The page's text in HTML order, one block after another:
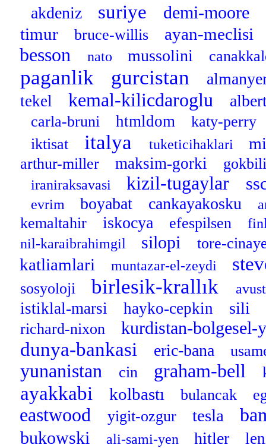
akdeniz suriye demi-moore
timur bruce-willis ayan-meclisi
besson nato mussolini
paganlik gurcistan
tekel kemal-kilicdaroglu
carla-bruni htmldom
katy-perry
iktisat
italya tuketicihaklari
arthur-miller maksim-gorki
iraniraksavasi kizil-tugaylar
evrim boyabat cankayakosku
kemaltahir iskocya efespilsen
nil-karaibrahimgil
silopi tore-
katliamlari muntazar-el-zeydi
sosyoloji birlesik-krallık
istiklal-marsi hayko-cepkin sili
richard-nixon kurdistan-
dunya-bankasi eric-bana
yunanistan cin graham-bell
ayakkabi kolbastı bulancak
eastwood yigit-ozgur tesla
bukowski ali-sami-yen hitler